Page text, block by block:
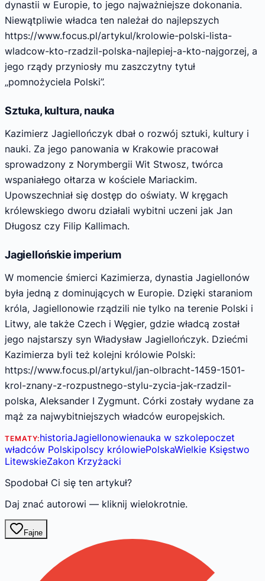
dynastii w Europie, to jego najważniejsze dokonania.
Niewątpliwie władca ten należał do najlepszych
https://www.focus.pl/artykul/krolowie-polski-lista-
wladcow-kto-rzadzil-polska-najlepiej-a-kto-najgorzej, a
jego rządy przyniosły mu zaszczytny tytuł
„pomnożyciela Polski”.
Sztuka, kultura, nauka
Kazimierz Jagiellończyk dbał o rozwój sztuki, kultury i
nauki. Za jego panowania w Krakowie pracował
sprowadzony z Norymbergii Wit Stwosz, twórca
wspaniałego ołtarza w kościele Mariackim.
Upowszechniał się dostęp do oświaty. W kręgach
królewskiego dworu działali wybitni uczeni jak Jan
Długosz czy Filip Kallimach.
Jagiellońskie imperium
W momencie śmierci Kazimierza, dynastia Jagiellonów
była jedną z dominujących w Europie. Dzięki staraniom
króla, Jagiellonowie rządzili nie tylko na terenie Polski i
Litwy, ale także Czech i Węgier, gdzie władcą został
jego najstarszy syn Władysław Jagiellończyk. Dziećmi
Kazimierza byli też kolejni królowie Polski:
https://www.focus.pl/artykul/jan-olbracht-1459-1501-
krol-znany-z-rozpustnego-stylu-zycia-jak-rzadzil-
polska, Aleksander I Zygmunt. Córki zostały wydane za
mąż za najwybitniejszych władców europejskich.
TEMATY:historiaJagiellonowienauka w szkolepoczet
władców Polskipolscy królowiePolskaWielkie Księstwo
LitewskieZakon Krzyżacki
Spodobał Ci się ten artykuł?
Daj znać autorowi — kliknij wielokrotnie.
Fajne